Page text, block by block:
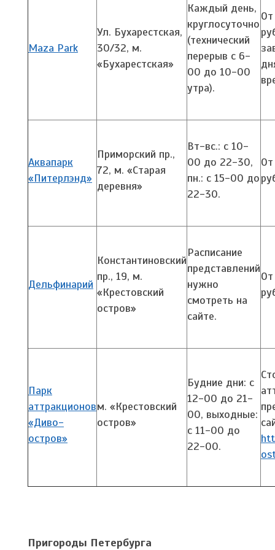
Maza Park
Ул. Бухарестская,
30/32, м.
«Бухарестская»
Каждый день,
круглосуточно
(технический
перерыв с 6-
00 до 10-00
утра).
Аквапарк
«Питерлэнд»
Приморский пр.,
72, м. «Старая
деревня»
Вт-вс.: с 10-
00 до 22-30,
пн.: с 15-00 до
22-30.
Дельфинарий
Константиновский
пр., 19, м.
«Крестовский
остров»
Расписание
представлений
нужно
смотреть на
сайте.
Парк
аттракционов
«Диво-
остров»
м. «Крестовский
остров»
Будние дни: с
12-00 до 21-
00, выходные:
с 11-00 до
22-00.
Пригороды Петербурга